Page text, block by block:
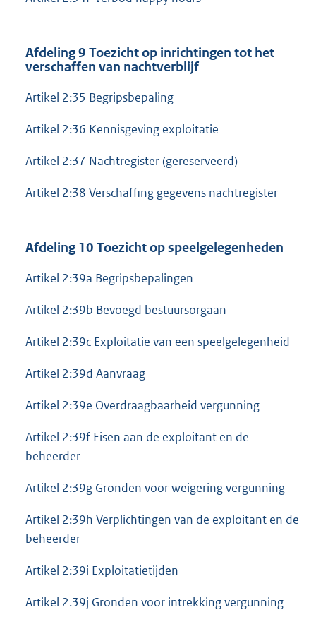
Afdeling 9 Toezicht op inrichtingen tot het
verschaffen van nachtverblijf
Artikel 2:35 Begripsbepaling
Artikel 2:36 Kennisgeving exploitatie
Artikel 2:37 Nachtregister (gereserveerd)
Artikel 2:38 Verschaffing gegevens nachtregister
Afdeling 10 Toezicht op speelgelegenheden
Artikel 2:39a Begripsbepalingen
Artikel 2:39b Bevoegd bestuursorgaan
Artikel 2:39c Exploitatie van een speelgelegenheid
Artikel 2:39d Aanvraag
Artikel 2:39e Overdraagbaarheid vergunning
Artikel 2:39f Eisen aan de exploitant en de
beheerder
Artikel 2:39g Gronden voor weigering vergunning
Artikel 2:39h Verplichtingen van de exploitant en de
beheerder
Artikel 2:39i Exploitatietijden
Artikel 2.39j Gronden voor intrekking vergunning